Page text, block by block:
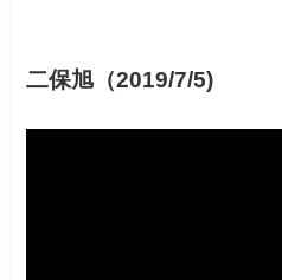
二保旭（2019/7/5)